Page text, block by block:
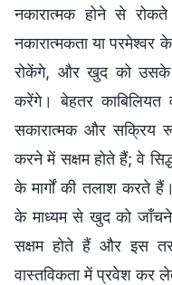
नकारात्मक होने से
नकारात्मकता या
रोकेंगे, और खुद को उसके
करेंगे। बेहतर काबिलियत
सकारात्मक और
करने में सक्षम होते हैं; वे
के मार्गों की तलाश करते
के माध्यम से खुद को
सक्षम होते हैं और इस
वास्तविकता में प्रवेश कर